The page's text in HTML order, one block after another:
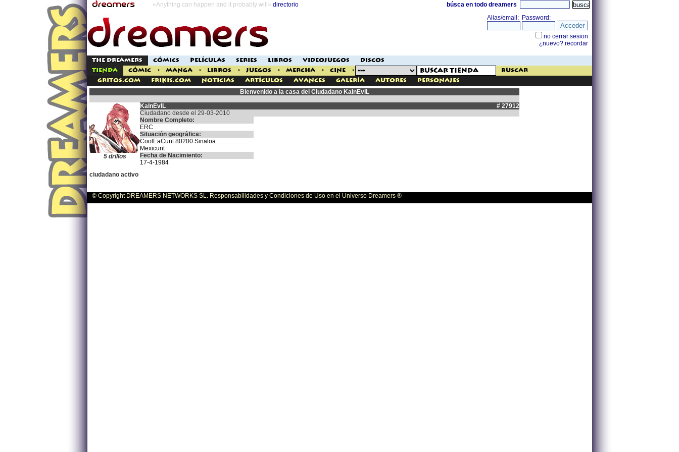
«Anything can happen and it probably will» directorio búsca en todo dreamers
THE DREAMERS CÓMICS PELÍCULAS SERIES LIBROS VIDEOJUEGOS
DISCOS
TIENDA
CÓMIC > MANGA > LIBROS > JUEGOS > MERCHA > CINE >
buscar
Gritos.com
Frikis.com Noticias Artículos Avances Galería Autores Personajes
Bienvenido a la casa del Ciudadano KaInEvIL
5 drillos
KaInEvIL
# 27912
Ciudadano desde el 29-03-2010
Nombre Completo:
ERC
Situación geográfica:
CoolEaCunt 80200 Sinaloa
Mexicunt
Fecha de Nacimiento:
17-4-1984
ciudadano activo
© Copyright DREAMERS NETWORKS SL. Responsabilidades y Condiciones de Uso en el Universo Dreamers ®